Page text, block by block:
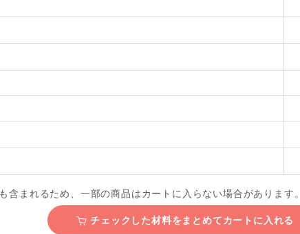
まれるため、一部の商品はカートに入らない場合があります。
チェックした材料をまとめて カートに入れる